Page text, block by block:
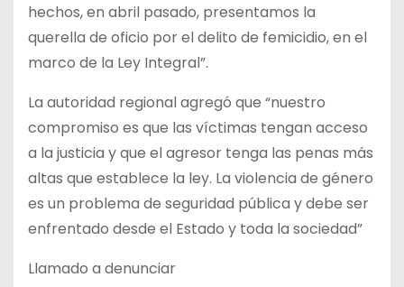
hechos, en abril pasado, presentamos la
querella de oficio por el delito de femicidio, en el
marco de la Ley Integral”.
La autoridad regional agregó que “nuestro
compromiso es que las víctimas tengan acceso
a la justicia y que el agresor tenga las penas más
altas que establece la ley. La violencia de género
es un problema de seguridad pública y debe ser
enfrentado desde el Estado y toda la sociedad”
Llamado a denunciar